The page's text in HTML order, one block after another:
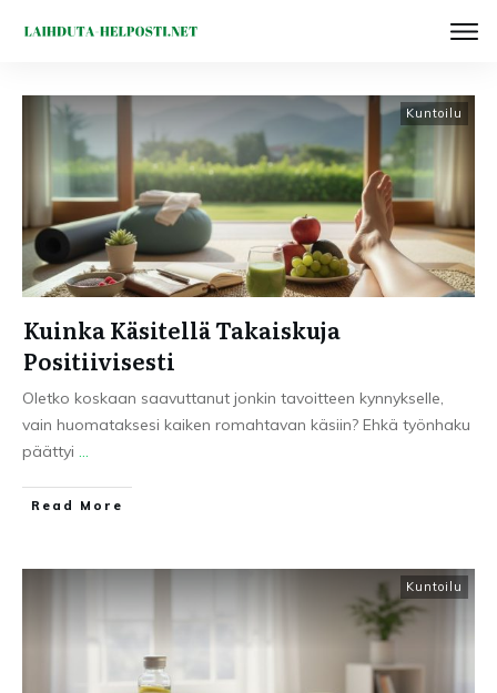
Kuntoilu
Kuinka Käsitellä Takaiskuja
Positiivisesti
Oletko koskaan saavuttanut jonkin tavoitteen kynnykselle,
vain huomataksesi kaiken romahtavan käsiin? Ehkä työnhaku
päättyi ...
Read More
Kuntoilu